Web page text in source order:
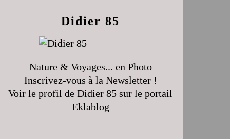
Didier 85
Nature & Voyages... en Photo
Inscrivez-vous à la Newsletter !
Voir le profil de Didier 85 sur le portail
Eklablog